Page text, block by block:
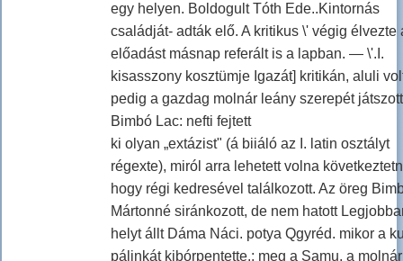
egy helyen. Boldogult Tóth Ede..Kintornás
családját- adták elő. A kritikus \' végig élvezte
előadást másnap referált is a lapban. — \'.I.
kisasszony kosztümje Igazát] kritikán, aluli
pedig a gazdag molnár leány szerepét
Bimbó Lac: nefti fejtett
ki olyan „extázist" (á biiáló az I. latin osztályt
régexte), miról arra lehetett volna
hogy régi kedresével találkozott. Az öreg
Mártonné siránkozott, de nem hatott
helyt állt Dáma Náci. potya Qgyréd. mikor a
pálinkát kibórpentette.: meg a Samu, a